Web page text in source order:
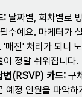
: 날짜별, 회차별로
수예요. 마케터가
'매진' 처리가 되니
이 정말 쉬워집니다.
변(RSVP) 카드: 구
예정 인원을 파악하